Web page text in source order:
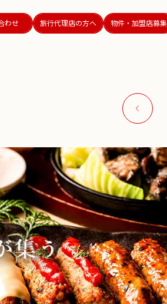
わせ 旅行代理店の方へ 物件・加盟店募集